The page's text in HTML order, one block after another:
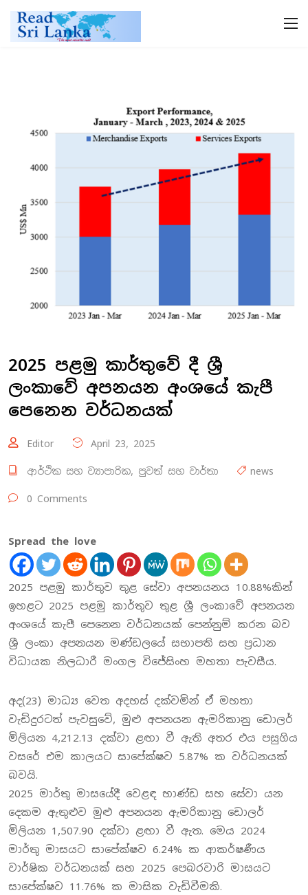
2025 පළමු කාර්තුවේ දී ශ්‍රී
ලංකාවේ අපනයන අංශයේ කැපී
පෙනෙන වර්ධනයක්
Editor April 23, 2025
ආර්ථික සහ ව්‍යාපාරික, පුවත් සහ වාර්තා news
0 Comments
Spread the love
2025 පළමු කාර්තුව තුළ සේවා අපනයනය 10.88%කින්
ඉහළට 2025 පළමු කාර්තුව තුළ ශ්‍රී ලංකාවේ අපනයන
අංශයේ කැපී පෙනෙන වර්ධනයක් පෙන්නුම් කරන බව
ශ්‍රී ලංකා අපනයන මණ්ඩලයේ සභාපති සහ ප්‍රධාන
විධායක නිලධාරී මංගල විජේසිංහ මහතා පැවසීය.
අද(23) මාධ්‍ය වෙත අදහස් දක්වමින් ඒ මහතා
වැඩිදුරටත් පැවසුවේ, මුළු අපනයන ඇමරිකානු ඩොලර්
මිලියන 4,212.13 දක්වා ළඟා වී ඇති අතර එය පසුගිය
වසරේ එම කාලයට සාපේක්ෂව 5.87% ක වර්ධනයක්
බවයි.
2025 මාර්තු මාසයේදී වෙළඳ භාණ්ඩ සහ සේවා යන
දෙකම ඇතුළුව මුළු අපනයන ඇමරිකානු ඩොලර්
මිලියන 1,507.90 දක්වා ළඟා වී ඇත. මෙය 2024
මාර්තු මාසයට සාපේක්ෂව 6.24% ක ආකර්ෂණීය
වාර්ෂික වර්ධනයක් සහ 2025 පෙබරවාරි මාසයට
සාපේක්ෂව 11.76% ක මාසික වැඩිවීමකි.